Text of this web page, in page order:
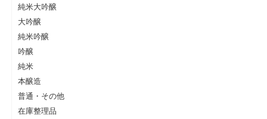
純米大吟醸
大吟醸
純米吟醸
吟醸
純米
本醸造
普通・その他
在庫整理品